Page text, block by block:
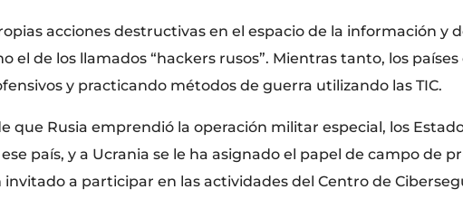
acciones destructivas en el espacio de la información y
el de los llamados “hackers rusos”. Mientras tanto, los
y practicando métodos de guerra utilizando las TIC.
que Rusia emprendió la operación militar especial, los
país, y a Ucrania se le ha asignado el papel de campo de
a participar en las actividades del Centro de